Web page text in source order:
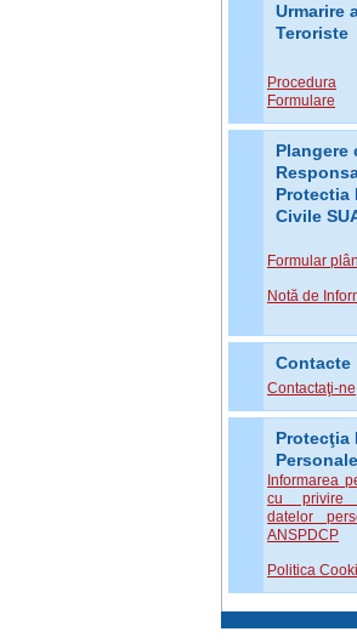
Urmarire
Teroriste
Procedura
Formulare
Plangere
Civile
Formular
Notă de
Contacte
Contactaţi-ne
Protecţia
Personale
Informarea
cu privire
datelor
ANSPDCP
Politica